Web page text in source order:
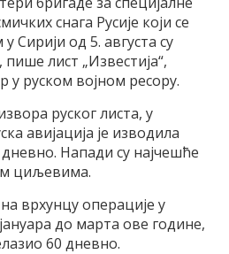
снага Русије који се
Сирији од 5. августа су
лист „Известија“,
у руском војном ресору.
руског листа, у
авијација је изводила
Напади су најчешће
циљевима.
врхунцу операције у
до марта ове године,
60 дневно.